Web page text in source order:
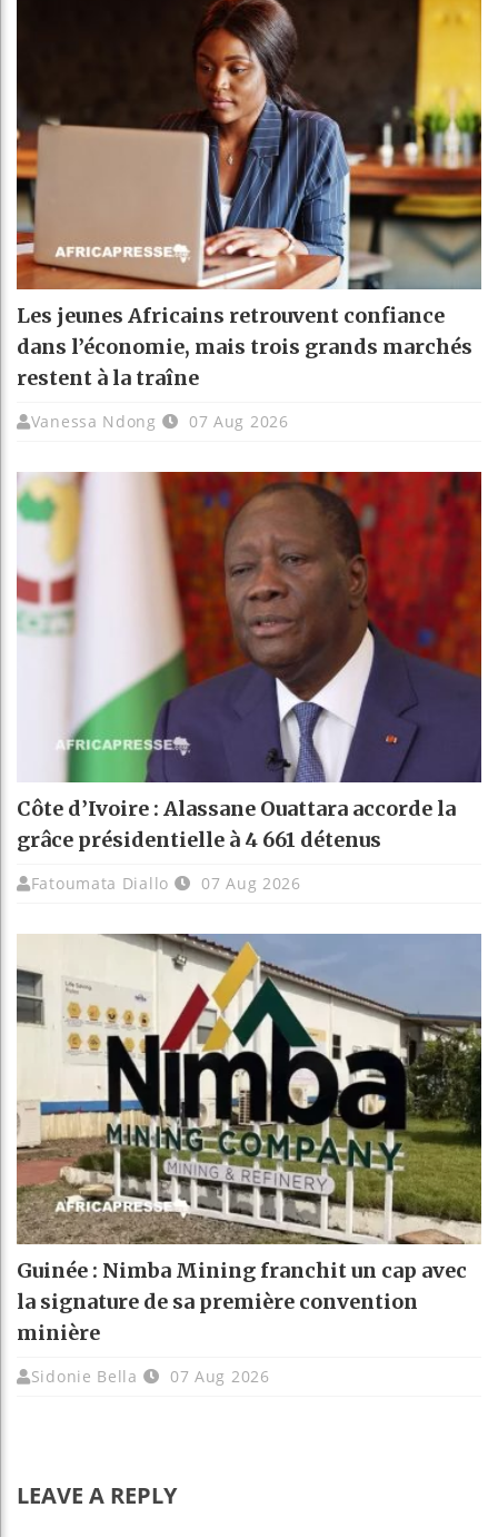
Les jeunes Africains retrouvent confiance
dans l’économie, mais trois grands marchés
restent à la traîne
Vanessa Ndong 07 Aug 2026
Côte d’Ivoire : Alassane Ouattara accorde la
grâce présidentielle à 4 661 détenus
Fatoumata Diallo 07 Aug 2026
Guinée : Nimba Mining franchit un cap avec
la signature de sa première convention
minière
Sidonie Bella 07 Aug 2026
LEAVE A REPLY